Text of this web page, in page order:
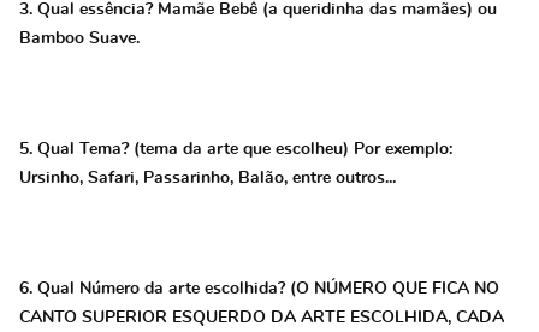
3. Qual essência? Mamãe Bebê (a queridinha das mamães) ou
Bamboo Suave.
5. Qual Tema? (tema da arte que escolheu) Por exemplo:
Ursinho, Safari, Passarinho, Balão, entre outros...
6. Qual Número da arte escolhida? (O NÚMERO QUE FICA NO
CANTO SUPERIOR ESQUERDO DA ARTE ESCOLHIDA, CADA